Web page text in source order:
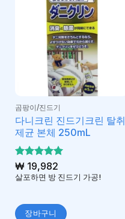
곰팡이/진드기
다니크린 진드기크린 탈취
제균 본체 250mL
5 중에서
5로 평가
₩19,982
살포하면 방 진드기 가공!
장바구니